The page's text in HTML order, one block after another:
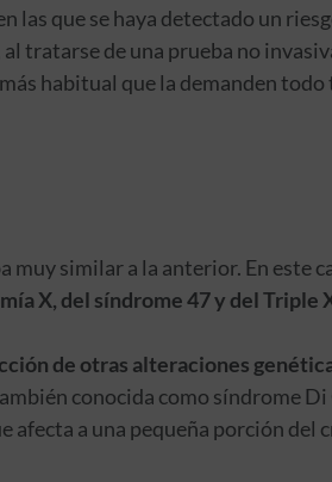
las que se haya detectado un
tratarse de una prueba no
habitual que la demanden
muy similar a la anterior. En este
X, del síndrome 47 y del Triple
de otras alteraciones
conocida como síndrome
a una pequeña porción del